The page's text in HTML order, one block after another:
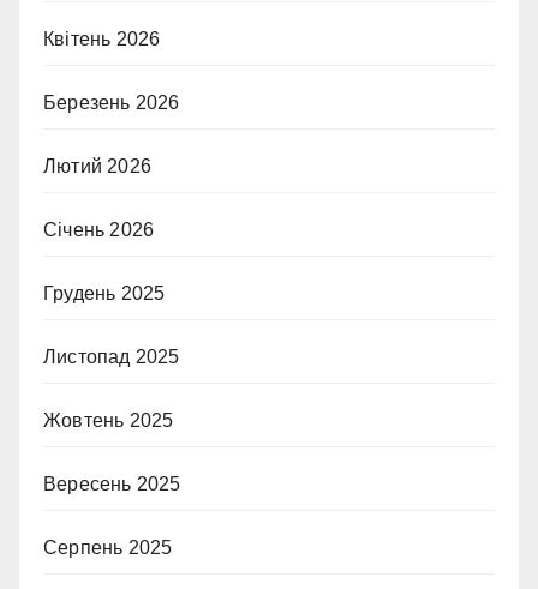
Квітень 2026
Березень 2026
Лютий 2026
Січень 2026
Грудень 2025
Листопад 2025
Жовтень 2025
Вересень 2025
Серпень 2025